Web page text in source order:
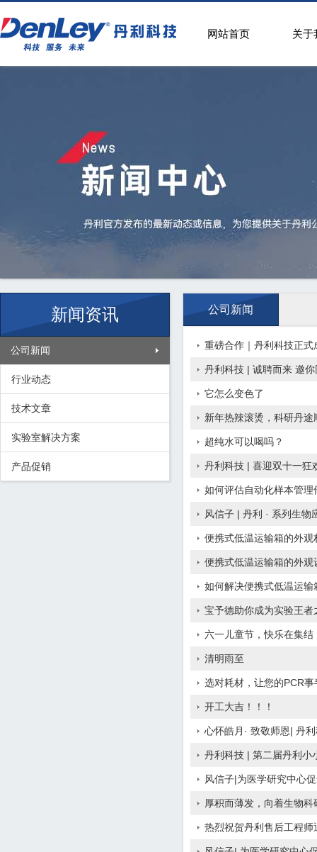
网站首页 关于
新闻资讯
公司新闻
行业动态
技术文章
实验室解决方案
产品促销
公司新闻
重磅合作｜丹利科技正
丹利科技 | 诚聘而来 邀你
它怎么变色了
新年热辣滚烫，科研丹途
超纯水可以喝吗？
丹利科技 | 喜迎双十一狂
如何评估自动化样本管
风信子 | 丹利 · 系列生
便携式低温运输箱的外观
便携式低温运输箱的外
如何解决便携式低温运
宝予德助你成为实验王者
六一儿童节，快乐在集结
清明雨至
选对耗材，让您的PCR事
开工大吉！！！
心怀皓月· 致敬师恩| 丹
丹利科技 | 第二届丹利小
风信子|为医学研究中心
厚积而薄发，向着生物
热烈祝贺丹利售后工程